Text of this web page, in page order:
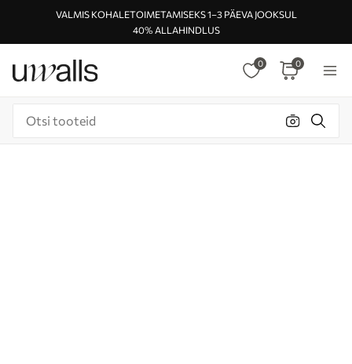
VALMIS KOHALETOIMETAMISEKS 1–3 PÄEVA JOOKSUL
40% ALLAHINDLUS
0 0